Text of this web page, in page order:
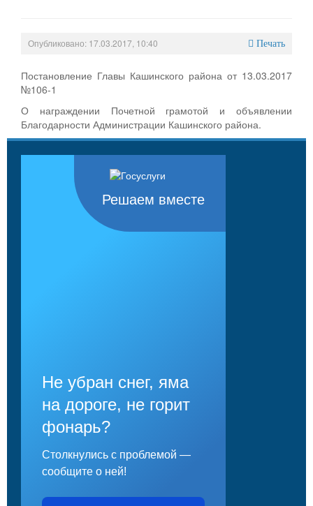
Опубликовано: 17.03.2017, 10:40 Печать
Постановление Главы Кашинского района от 13.03.2017
№106-1
О награждении Почетной грамотой и объявлении
Благодарности Администрации Кашинского района.
Решаем вместе
Не убран снег, яма
на дороге, не горит
фонарь?
Столкнулись с проблемой —
сообщите о ней!